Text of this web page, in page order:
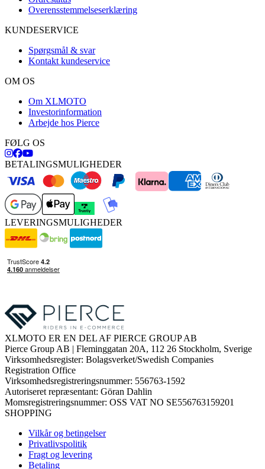
Overensstemmelseserklæring
KUNDESERVICE
Spørgsmål & svar
Kontakt kundeservice
OM OS
Om XLMOTO
Investorinformation
Arbejde hos Pierce
FØLG OS
BETALINGSMULIGHEDER
LEVERINGSMULIGHEDER
XLMOTO ER EN DEL AF PIERCE GROUP AB
Pierce Group AB | Fleminggatan 20A, 112 26 Stockholm, Sverige
Virksomhedsregister: Bolagsverket/Swedish Companies
Registration Office
Virksomhedsregistreringsnummer: 556763-1592
Autoriseret repræsentant: Göran Dahlin
Momsregistreringsnummer: OSS VAT NO SE556763159201
SHOPPING
Vilkår og betingelser
Privatlivspolitik
Fragt og levering
Betaling